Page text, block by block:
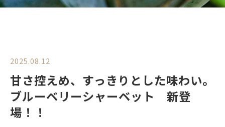
2025.08.12
甘さ控えめ、すっきりとした味わい。
ブルーベリーシャーベット 新登
場！！